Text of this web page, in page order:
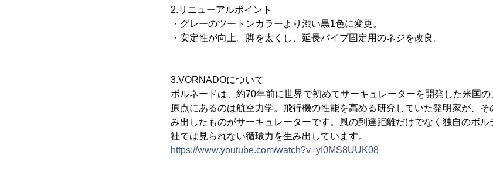
2.リニューアルポイント
・グレーのツートンカラーより渋い黒1色に変更。
・安定性が向上。脚を太くし、延長パイプ固定用のネジを改良。
3.VORNADOについて
ボルネードは、約70年前に世界で初めてサーキュレーターを開発した米国の
原点にあるのは航空力学。飛行機の性能を高める研究していた発明家が、
み出したものがサーキュレーターです。風の到達距離だけでなく独自のボ
社では見られない循環力を生み出しています。
https://www.youtube.com/watch?v=yI0MS8UUK08